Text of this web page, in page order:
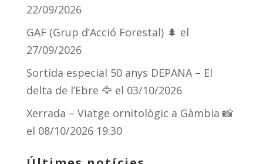
22/09/2026
GAF (Grup d’Acció Forestal) 🌲 el
27/09/2026
Sortida especial 50 anys DEPANA – El
delta de l’Ebre 🦅 el 03/10/2026
Xerrada – Viatge ornitològic a Gàmbia 📸
el 08/10/2026 19:30